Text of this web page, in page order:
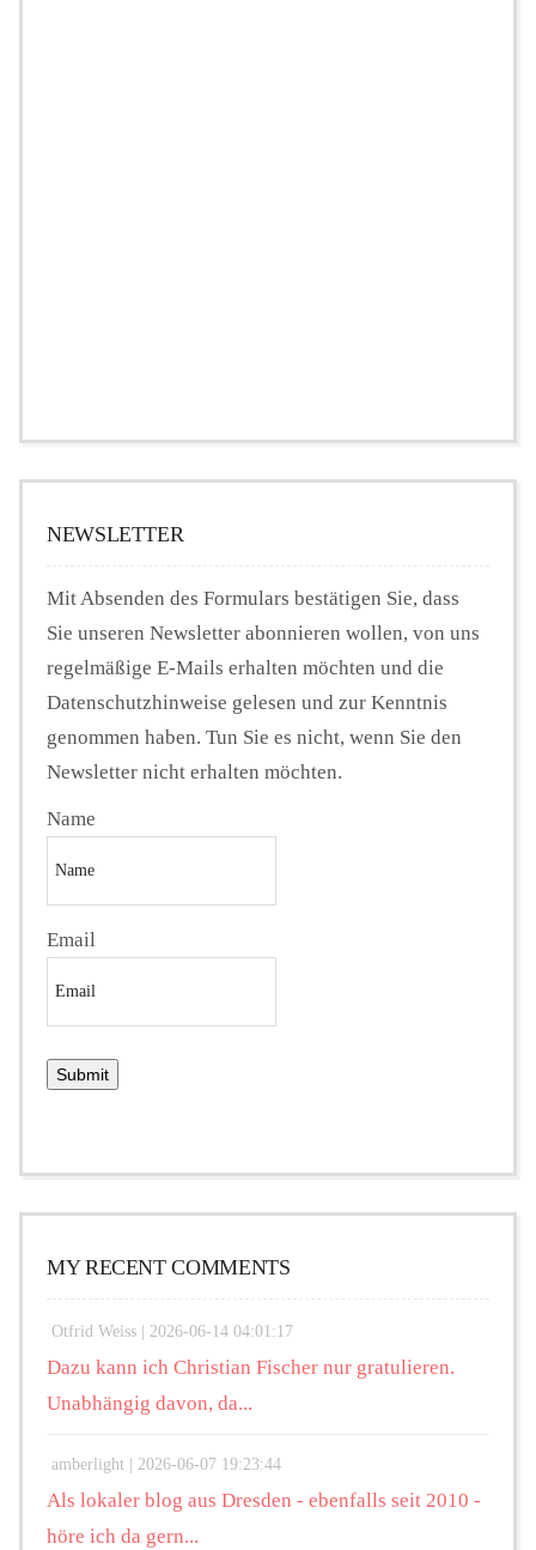
NEWSLETTER
Mit Absenden des Formulars bestätigen Sie, dass
Sie unseren Newsletter abonnieren wollen, von uns
regelmäßige E-Mails erhalten möchten und die
Datenschutzhinweise gelesen und zur Kenntnis
genommen haben. Tun Sie es nicht, wenn Sie den
Newsletter nicht erhalten möchten.
Name
Email
MY RECENT COMMENTS
Otfrid Weiss | 2026-06-14 04:01:17
Dazu kann ich Christian Fischer nur gratulieren.
Unabhängig davon, da...
amberlight | 2026-06-07 19:23:44
Als lokaler blog aus Dresden - ebenfalls seit 2010 -
höre ich da gern...